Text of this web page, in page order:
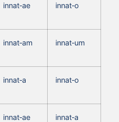
innat‑ae innat‑o
innat‑am innat‑um
innat‑a innat‑o
innat‑ae innat‑a